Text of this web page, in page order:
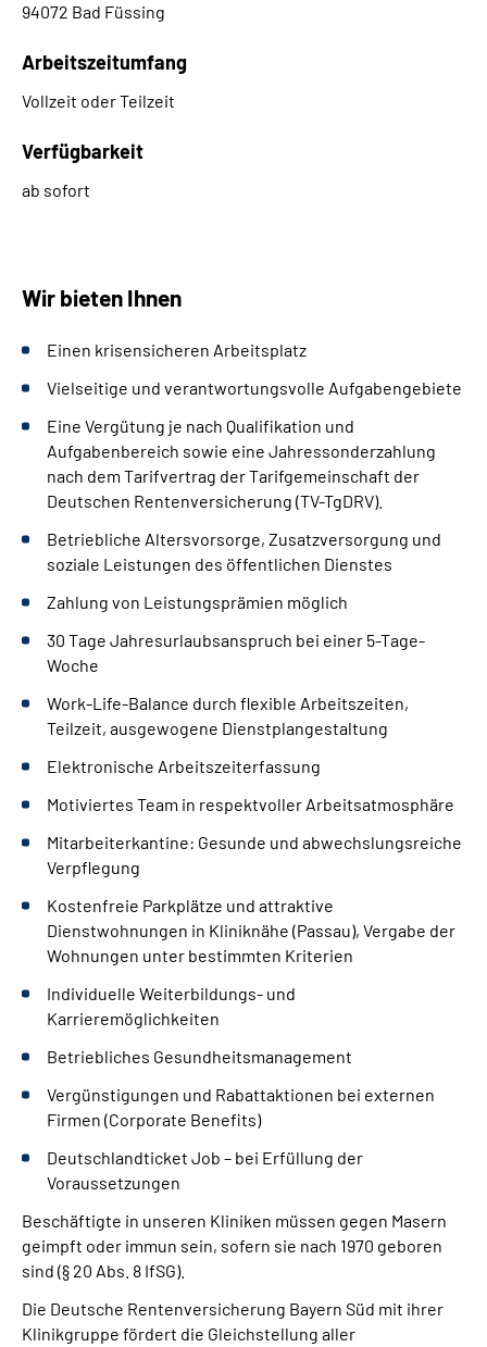
94072 Bad Füssing
Arbeitszeitumfang
Vollzeit oder Teilzeit
Verfügbarkeit
ab sofort
Wir bieten Ihnen
Einen krisensicheren Arbeitsplatz
Vielseitige und verantwortungsvolle Aufgabengebiete
Eine Vergütung je nach Qualifikation und
Aufgabenbereich sowie eine Jahressonderzahlung
nach dem Tarifvertrag der Tarifgemeinschaft der
Deutschen Rentenversicherung (TV-TgDRV).
Betriebliche Altersvorsorge, Zusatzversorgung und
soziale Leistungen des öffentlichen Dienstes
Zahlung von Leistungsprämien möglich
30 Tage Jahresurlaubsanspruch bei einer 5-Tage-
Woche
Work-Life-Balance durch flexible Arbeitszeiten,
Teilzeit, ausgewogene Dienstplangestaltung
Elektronische Arbeitszeiterfassung
Motiviertes Team in respektvoller Arbeitsatmosphäre
Mitarbeiterkantine: Gesunde und abwechslungsreiche
Verpflegung
Kostenfreie Parkplätze und attraktive
Dienstwohnungen in Kliniknähe (Passau), Vergabe der
Wohnungen unter bestimmten Kriterien
Individuelle Weiterbildungs- und
Karrieremöglichkeiten
Betriebliches Gesundheitsmanagement
Vergünstigungen und Rabattaktionen bei externen
Firmen (Corporate Benefits)
Deutschlandticket Job – bei Erfüllung der
Voraussetzungen
Beschäftigte in unseren Kliniken müssen gegen Masern
geimpft oder immun sein, sofern sie nach 1970 geboren
sind (§ 20 Abs. 8 IfSG).
Die Deutsche Rentenversicherung Bayern Süd mit ihrer
Klinikgruppe fördert die Gleichstellung aller